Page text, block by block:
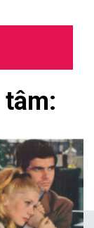
tâm: